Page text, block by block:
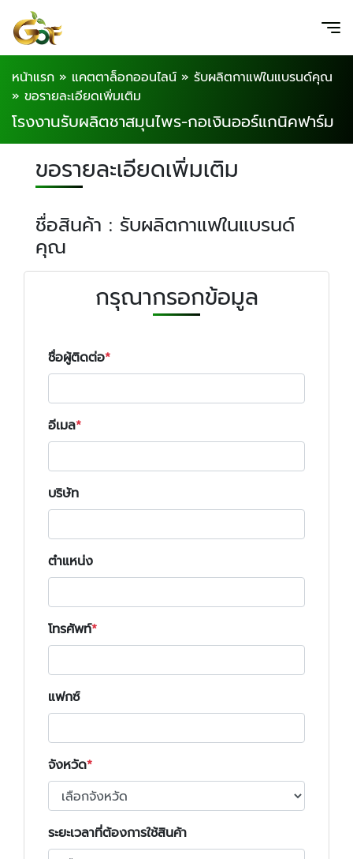
หน้าแรก » แคตตาล็อกออนไลน์ » รับผลิตกาแฟในแบรนด์คุณ
» ขอรายละเอียดเพิ่มเติม
โรงงานรับผลิตชาสมุนไพร-กอเงินออร์แกนิคฟาร์ม
ขอรายละเอียดเพิ่มเติม
ชื่อสินค้า : รับผลิตกาแฟในแบรนด์
คุณ
กรุณากรอกข้อมูล
ชื่อผู้ติดต่อ
อีเมล
บริษัท
ตำแหน่ง
โทรศัพท์
แฟกซ์
จังหวัด
ระยะเวลาที่ต้องการใช้สินค้า